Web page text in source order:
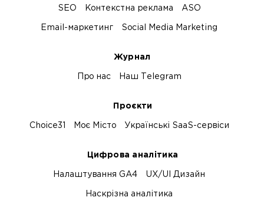
SEO Контекстна реклама ASO
Email-маркетинг Social Media Marketing
Журнал
Про нас Наш Telegram
Проєкти
Choice31 Моє Місто Українські SaaS-сервіси
Цифрова аналітика
Налаштування GA4 UX/UI Дизайн
Наскрізна аналітика